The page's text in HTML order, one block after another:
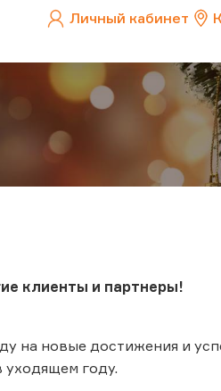
Личный кабинет
клиенты и партнеры!
на новые достижения и
году.